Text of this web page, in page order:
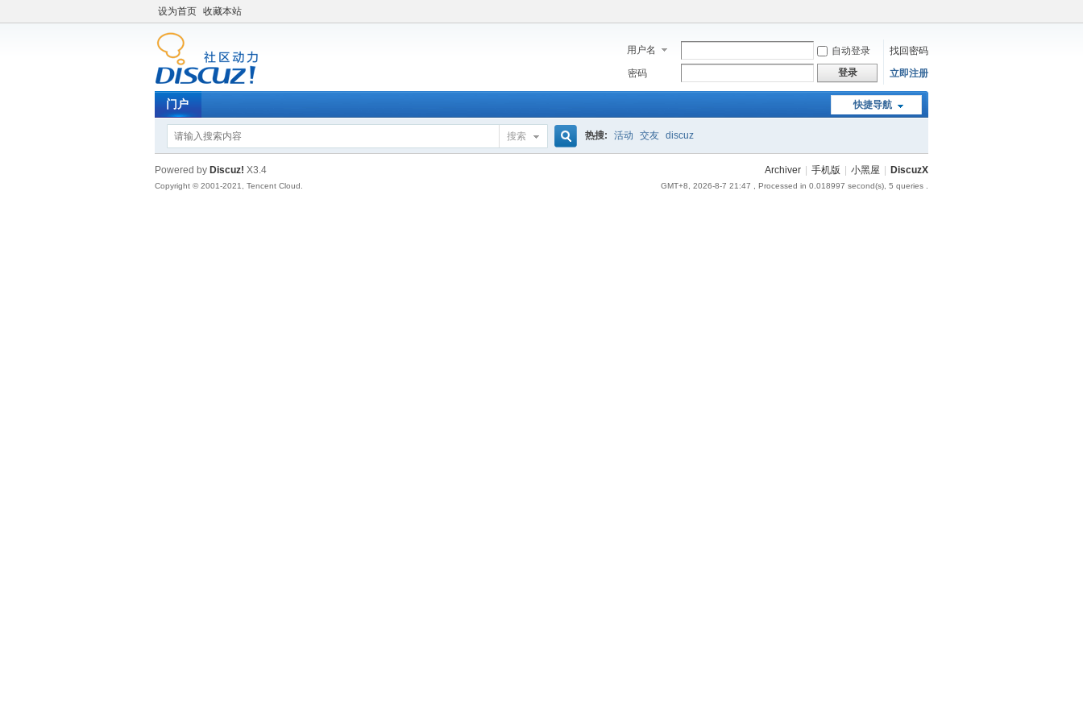
设为首页 收藏本站
用户名 自动登录
找回密码
密码
登录 立即注册
快捷导航
门户
搜索 热搜: 活动 交友 discuz
Archiver 手机版 小黑屋 DiscuzX
GMT+8, 2026-8-7 21:47 , Processed in 0.018997 second(s), 5 queries .
Powered by Discuz! X3.4
Copyright © 2001-2021, Tencent Cloud.